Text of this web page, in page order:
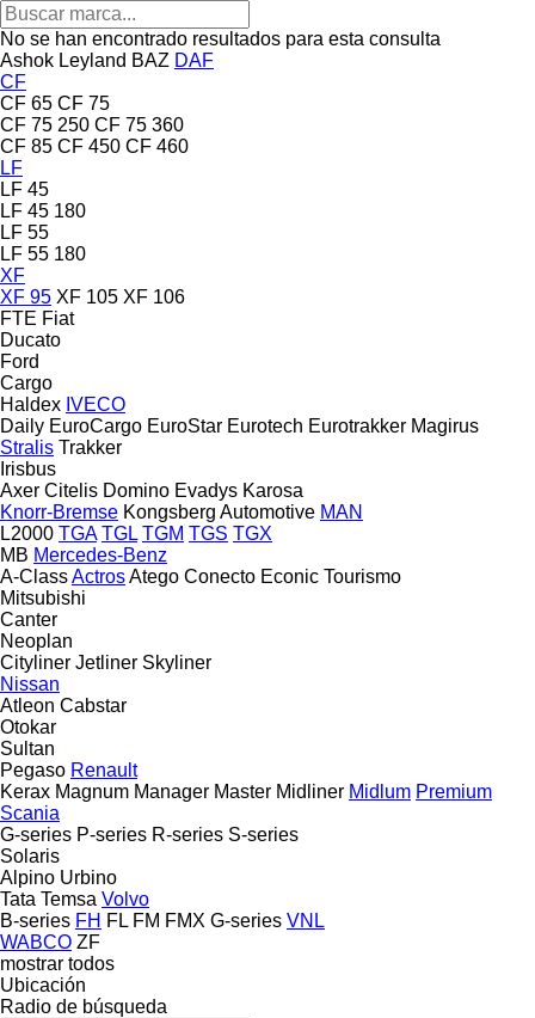
No se han encontrado resultados para esta consulta
Ashok Leyland BAZ DAF
CF
CF 65 CF 75
CF 75 250 CF 75 360
CF 85 CF 450 CF 460
LF
LF 45
LF 45 180
LF 55
LF 55 180
XF
XF 95 XF 105 XF 106
FTE Fiat
Ducato
Ford
Cargo
Haldex IVECO
Daily EuroCargo EuroStar Eurotech Eurotrakker Magirus
Stralis Trakker
Irisbus
Axer Citelis Domino Evadys Karosa
Knorr-Bremse Kongsberg Automotive MAN
L2000 TGA TGL TGM TGS TGX
MB Mercedes-Benz
A-ClassActrosAtego Conecto Econic Tourismo
Mitsubishi
Canter
Neoplan
Cityliner Jetliner Skyliner
Nissan
Atleon Cabstar
Otokar
Sultan
Pegaso Renault
Kerax Magnum Manager Master Midliner Midlum Premium
Scania
G-series P-series R-series S-series
Solaris
Alpino Urbino
Tata Temsa Volvo
B-series FH FL FM FMX G-series VNL
WABCO ZF
mostrar todos
Ubicación
Radio de búsqueda